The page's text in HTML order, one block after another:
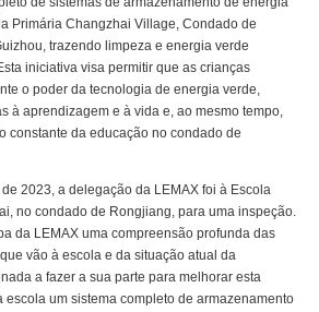
Primária Changzhai Village, Condado de
trazendo limpeza e energia verde
iniciativa visa permitir que as crianças
o poder da tecnologia de energia verde,
à aprendizagem e à vida e, ao mesmo tempo,
constante da educação no condado de
2023, a delegação da LEMAX foi à Escola
no condado de Rongjiang, para uma inspeção.
da LEMAX uma compreensão profunda das
vão à escola e da situação atual da
a fazer a sua parte para melhorar esta
escola um sistema completo de armazenamento